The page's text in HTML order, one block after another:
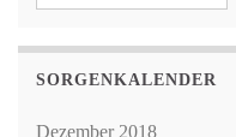
SORGENKALENDER
Dezember 2018